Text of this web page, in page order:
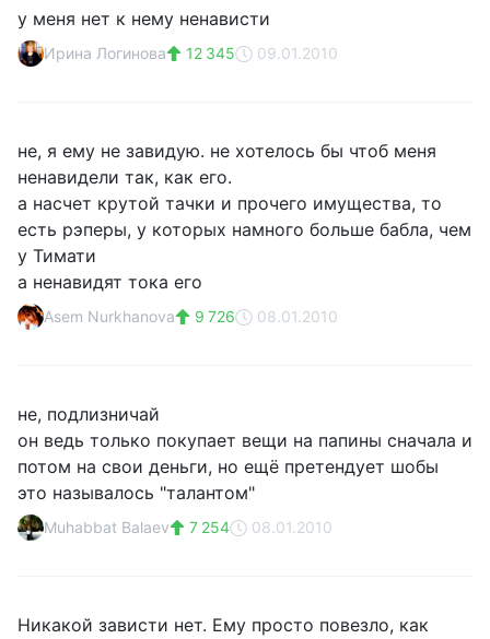
у меня нет к нему ненависти
Ирина Логинова 12 345 09.01.2010
не, я ему не завидую. не хотелось бы чтоб меня
ненавидели так, как его.
а насчет крутой тачки и прочего имущества, то
есть рэперы, у которых намного больше бабла, чем
у Тимати
а ненавидят тока его
Asem Nurkhanova 9 726 08.01.2010
не, подлизничай
он ведь только покупает вещи на папины сначала и
потом на свои деньги, но ещё претендует шобы
это называлось "талантом"
Muhabbat Balaev 7 254 08.01.2010
Никакой зависти нет. Ему просто повезло, как